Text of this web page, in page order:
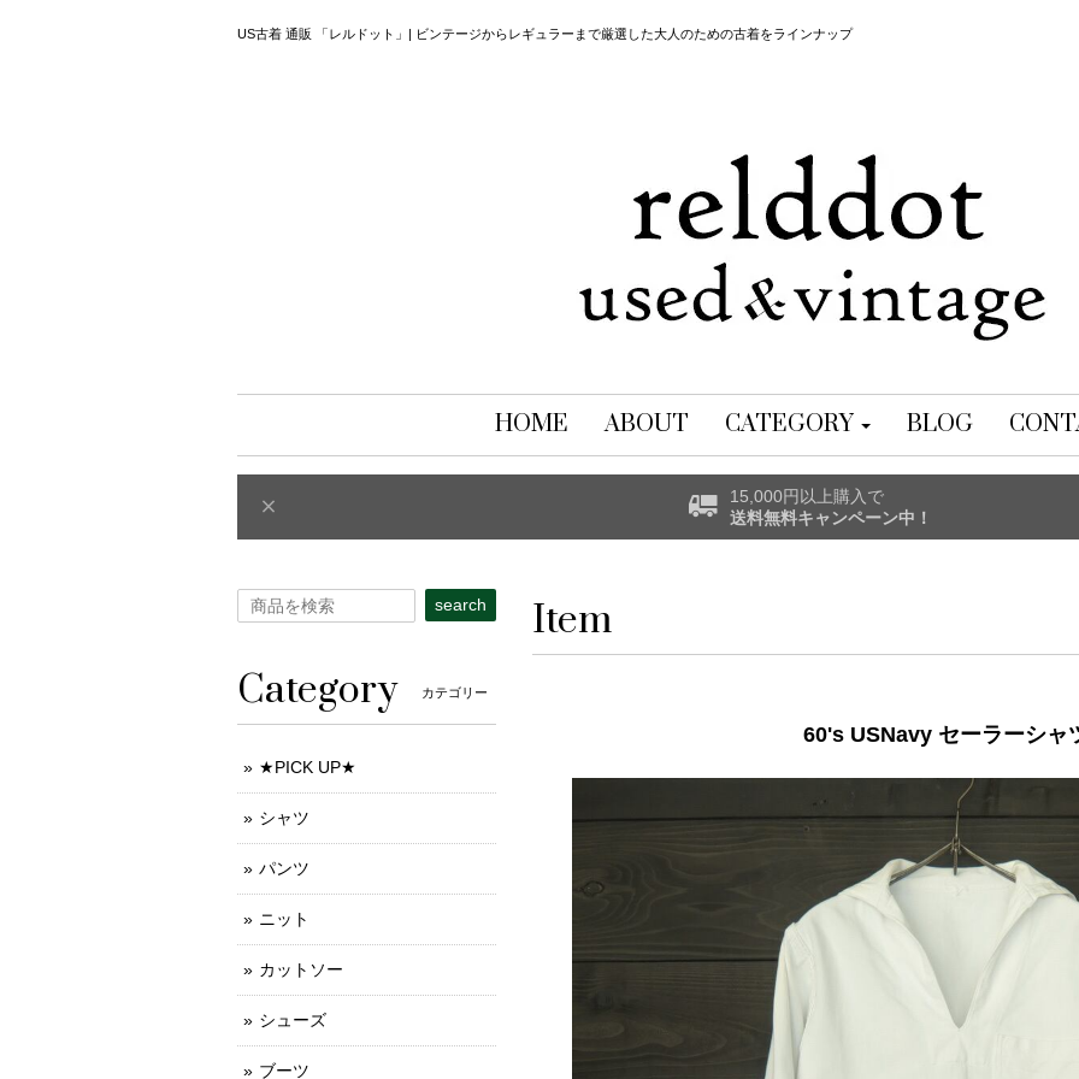
US古着 通販 「レルドット」| ビンテージからレギュラーまで厳選した大人のための古着をラインナップ
HOME ABOUT CATEGORY BLOG
15,000円以上購入で
送料無料キャンペーン中！
Item
60's USNavy セーラーシ
search
Category カテゴリー
★PICK UP★
シャツ
パンツ
ニット
カットソー
シューズ
ブーツ